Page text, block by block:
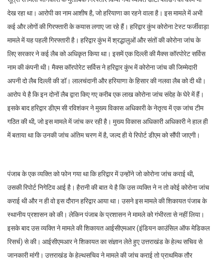
देख रहा था। आरोपी का नाम आशीष है, जो हरियाणा का रहने वाला है। इस मामले में अभी
कई और लोगों की गिरफ्तारी के कयास लगाए जा रहे हैं। हरिद्वार कुंभ कोरोना टेस्ट फर्जीवाड़ा
मामले में यह पहली गिरफ्तारी है। हरिद्वार कुंभ में श्रद्धालुओं और संतों की कोरोना जांच के
लिए सरकार ने कई लैब को अधिकृत किया था। इसमें एक दिल्ली की मैक्स कॉरपोरेट सर्विस
नाम की कंपनी थी। मैक्स कॉरपोरेट सर्विस ने हरिद्वार कुंभ में कोरोना जांच की जिम्मेदारी
अपनी दो लैब दिल्ली की डॉ। लालचंदानी और हरियाणा के हिसार की नलवा लैब को दी थी।
आरोप ये है कि इन दोनों लैब द्वारा किए गए करीब एक लाख कोरोना जांच संदेह के घेरे में हैं।
इसके बाद हरिद्वार डीएम सी रविशंकर ने मुख्य विकास अधिकारी के नेतृत्व में एक जांच टीम
गठित की थी, जो इस मामले में जांच कर रही है। मुख्य विकास अधिकारी अधिकारी ने हाल ही
में बताया था कि उनकी जांच अंतिम चरण में है, जल्द ही ये रिपोर्ट डीएम को सौंपी जाएगी।
पंजाब के एक व्यक्ति को फोन गया था कि हरिद्वार में उन्होंने जो कोरोना जांच कराई थी,
उसकी रिपोर्ट निगेटिव आई है। हैरानी की बात ये है कि उस व्यक्ति ने न तो कोई कोरोना जांच
कराई थी और न ही वो इस दौरान हरिद्वार आया था। उसने इस मामले की शिकायत पंजाब के
स्थानीय प्रशासन को की। लेकिन पंजाब के प्रशासन ने मामले को गंभीरता से नहीं लिया।
इसके बाद उस व्यक्ति ने मामले की शिकायत आईसीएमआर (इंडियन काउंसिल ऑफ मेडिकल
रिसर्च) से की। आईसीएमआर ने शिकायत का संज्ञान लेते हुए उत्तराखंड के हेल्थ सचिव से
जानकारी मांगी। उत्तराखंड के हेल्थसचिव ने मामले की जांच कराई तो प्राथमिक तौर